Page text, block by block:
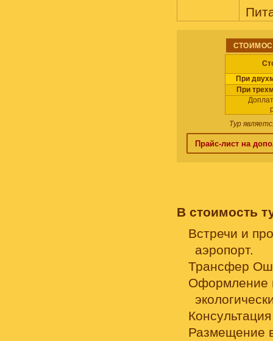
При
При
Тур
Прайс-лист на
В стоимость
Встречи и
аэропорт.
Трансфер Ош
Оформление
Размещение